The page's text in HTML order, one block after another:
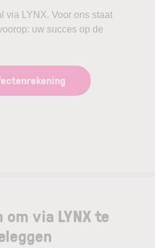
via LYNX. Voor ons staat
uw succes op de
via LYNX te